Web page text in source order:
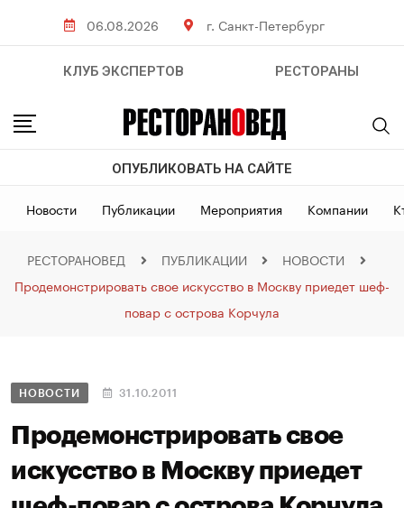
06.08.2026 г. Санкт-Петербург
КЛУБ ЭКСПЕРТОВ РЕСТОРАНЫ
ОПУБЛИКОВАТЬ НА САЙТЕ
Новости Публикации Мероприятия Компании
РЕСТОРАНОВЕД ПУБЛИКАЦИИ
НОВОСТИ
Продемонстрировать свое искусство в Москву приедет шеф-
повар с острова Корчула
НОВОСТИ 31.10.2011
Продемонстрировать свое
искусство в Москву приедет